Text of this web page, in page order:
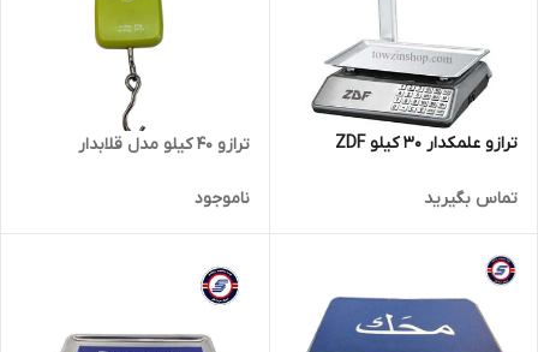
ترازو علمکدار 30 کیلو ZDF
تماس بگیرید
ترازو 40 کیلو مدل قلابدار
ناموجود